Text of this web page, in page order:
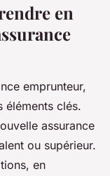
en
emprunteur,
éléments clés.
assurance
ou supérieur.
en